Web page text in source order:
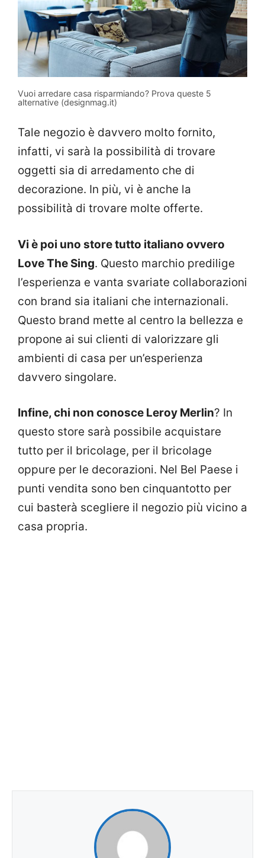
Vuoi arredare casa risparmiando? Prova queste 5
alternative (designmag.it)
Tale negozio è davvero molto fornito,
infatti, vi sarà la possibilità di trovare
oggetti sia di arredamento che di
decorazione. In più, vi è anche la
possibilità di trovare molte offerte.
Vi è poi uno store tutto italiano ovvero
Love The Sing. Questo marchio predilige
l’esperienza e vanta svariate collaborazioni
con brand sia italiani che internazionali.
Questo brand mette al centro la bellezza e
propone ai sui clienti di valorizzare gli
ambienti di casa per un’esperienza
davvero singolare.
Infine, chi non conosce Leroy Merlin? In
questo store sarà possibile acquistare
tutto per il bricolage, per il bricolage
oppure per le decorazioni. Nel Bel Paese i
punti vendita sono ben cinquantotto per
cui basterà scegliere il negozio più vicino a
casa propria.